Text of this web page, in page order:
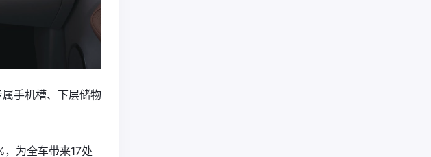
手机槽、下层储物
为全车带来17处